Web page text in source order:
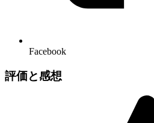
Facebook
評価と感想